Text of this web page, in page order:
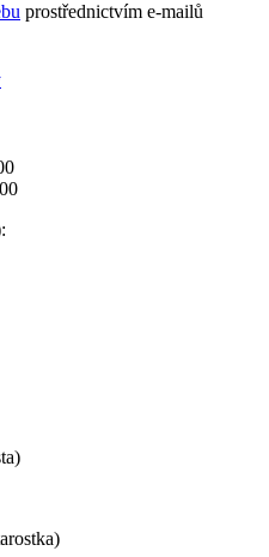
prostřednictvím e-mailů